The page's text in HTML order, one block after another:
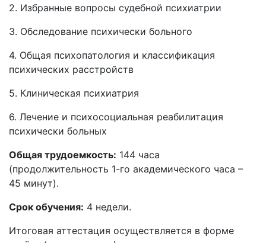
2. Избранные вопросы судебной психиатрии
3. Обследование психически больного
4. Общая психопатология и классификация
психических расстройств
5. Клиническая психиатрия
6. Лечение и психосоциальная реабилитация
психически больных
Общая трудоемкость: 144 часа
(продолжительность 1-го академического часа –
45 минут).
Срок обучения: 4 недели.
Итоговая аттестация осуществляется в форме